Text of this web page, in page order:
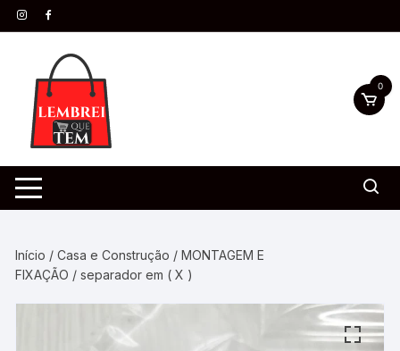
0
Início /Casa e Construção /MONTAGEM E
FIXAÇÃO / separador em ( X )